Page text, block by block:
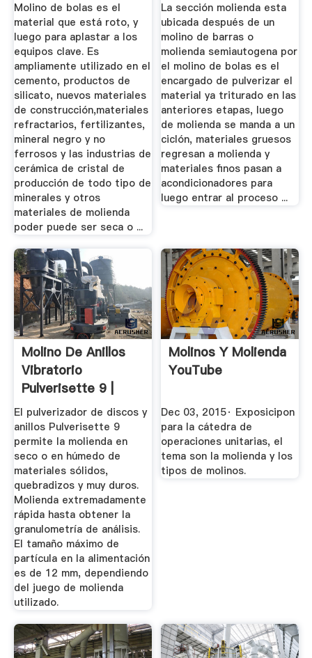
Molino de bolas es el
material que está roto, y
luego para aplastar a los
equipos clave. Es
ampliamente utilizado en el
cemento, productos de
silicato, nuevos materiales
de construcción,materiales
refractarios, fertilizantes,
mineral negro y no
ferrosos y las industrias de
cerámica de cristal de
producción de todo tipo de
minerales y otros
materiales de molienda
poder puede ser seca o ...
La sección molienda esta
ubicada después de un
molino de barras o
molienda semiautogena por
el molino de bolas es el
encargado de pulverizar el
material ya triturado en las
anteriores etapas, luego
de molienda se manda a un
ciclón, materiales gruesos
regresan a molienda y
materiales finos pasan a
acondicionadores para
luego entrar al proceso ...
Molino De Anillos
Vibratorio
Pulverisette 9 |
Laval Lab
El pulverizador de discos y
anillos Pulverisette 9
permite la molienda en
seco o en húmedo de
materiales sólidos,
quebradizos y muy duros.
Molienda extremadamente
rápida hasta obtener la
granulometría de análisis.
El tamaño máximo de
partícula en la alimentación
es de 12 mm, dependiendo
del juego de molienda
utilizado.
Molinos Y Molienda
YouTube
Dec 03, 2015· Exposicipon
para la cátedra de
operaciones unitarias, el
tema son la molienda y los
tipos de molinos.